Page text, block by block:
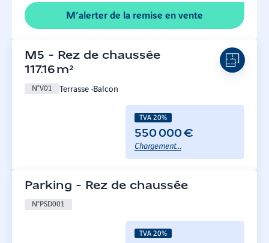
M’alerter de la remise en vente
M5 - Rez de chaussée
117.16 m²
N°V01 Terrasse Balcon
TVA 20%
550 000 €
Chargement...
Parking - Rez de chaussée
N°PSD001
TVA 20%